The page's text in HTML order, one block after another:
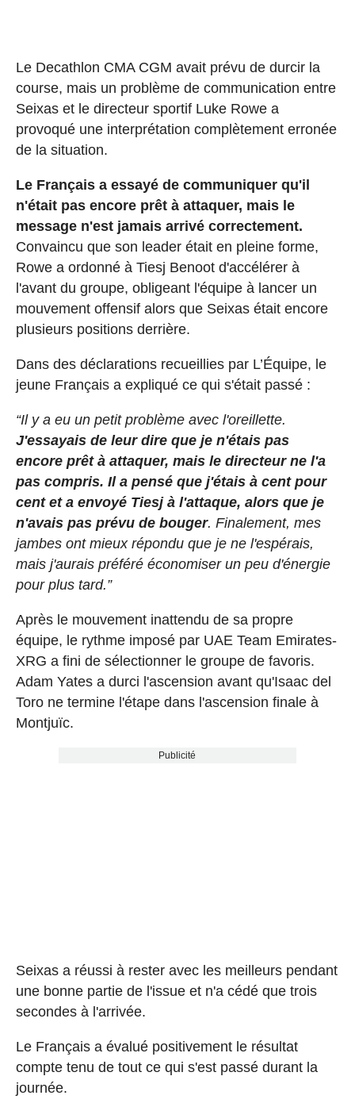
Le Decathlon CMA CGM avait prévu de durcir la
course, mais un problème de communication entre
Seixas et le directeur sportif Luke Rowe a
provoqué une interprétation complètement erronée
de la situation.
Le Français a essayé de communiquer qu'il
n'était pas encore prêt à attaquer, mais le
message n'est jamais arrivé correctement.
Convaincu que son leader était en pleine forme,
Rowe a ordonné à Tiesj Benoot d'accélérer à
l'avant du groupe, obligeant l'équipe à lancer un
mouvement offensif alors que Seixas était encore
plusieurs positions derrière.
Dans des déclarations recueillies par L’Équipe, le
jeune Français a expliqué ce qui s'était passé :
“Il y a eu un petit problème avec l'oreillette.
J'essayais de leur dire que je n'étais pas
encore prêt à attaquer, mais le directeur ne l'a
pas compris. Il a pensé que j'étais à cent pour
cent et a envoyé Tiesj à l'attaque, alors que je
n'avais pas prévu de bouger. Finalement, mes
jambes ont mieux répondu que je ne l'espérais,
mais j'aurais préféré économiser un peu d'énergie
pour plus tard.”
Après le mouvement inattendu de sa propre
équipe, le rythme imposé par UAE Team Emirates-
XRG a fini de sélectionner le groupe de favoris.
Adam Yates a durci l'ascension avant qu'Isaac del
Toro ne termine l'étape dans l'ascension finale à
Montjuïc.
Publicité
Seixas a réussi à rester avec les meilleurs pendant
une bonne partie de l'issue et n'a cédé que trois
secondes à l'arrivée.
Le Français a évalué positivement le résultat
compte tenu de tout ce qui s'est passé durant la
journée.